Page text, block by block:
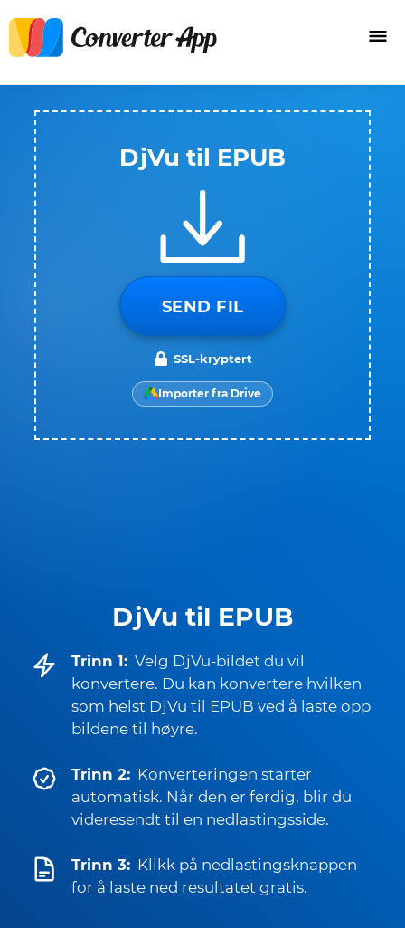
DjVu til EPUB
Trinn 1: Velg DjVu-bildet du vil
konvertere. Du kan konvertere hvilken
som helst DjVu til EPUB ved å laste opp
bildene til høyre.
Trinn 2: Konverteringen starter
automatisk. Når den er ferdig, blir du
videresendt til en nedlastingsside.
Trinn 3: Klikk på nedlastingsknappen
for å laste ned resultatet gratis.
DjVu til EPUB
SEND FIL
SSL-kryptert
Importer fra Drive